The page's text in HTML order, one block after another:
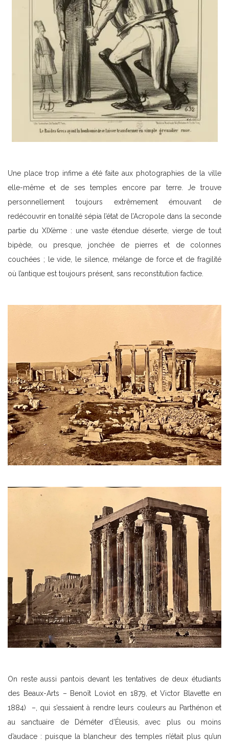
Une place trop infime a été faite aux photographies de la ville
elle-même et de ses temples encore par terre. Je trouve
personnellement toujours extrêmement émouvant de
redécouvrir en tonalité sépia l’état de l’Acropole dans la seconde
partie du XIXème : une vaste étendue déserte, vierge de tout
bipède, ou presque, jonchée de pierres et de colonnes
couchées ; le vide, le silence, mélange de force et de fragilité
où l’antique est toujours présent, sans reconstitution factice.
On reste aussi pantois devant les tentatives de deux étudiants
des Beaux-Arts – Benoît Loviot en 1879, et Victor Blavette en
1884) –, qui s’essaient à rendre leurs couleurs au Parthénon et
au sanctuaire de Déméter d’Éleusis, avec plus ou moins
d’audace : puisque la blancheur des temples n’était plus qu’un